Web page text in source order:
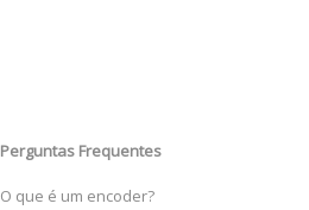
Perguntas Frequentes
O que é um encoder?